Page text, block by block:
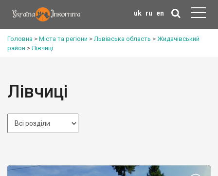
uk ru en
Головна > Міста та регіони >Львівська область > Жидачівський
район >Лівчиці
Лівчиці